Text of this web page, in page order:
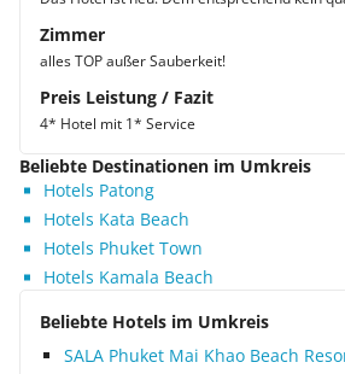
Zimmer
alles TOP außer Sauberkeit!
Preis Leistung / Fazit
4* Hotel mit 1* Service
Beliebte Destinationen im Umkreis
Hotels Patong
Hotels Kata Beach
Hotels Phuket Town
Hotels Kamala Beach
Beliebte Hotels im Umkreis
SALA Phuket Mai Khao Beach